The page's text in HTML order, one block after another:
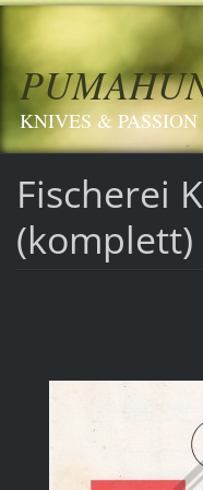
KNIVES & PASSION
Fischerei
(komplett)